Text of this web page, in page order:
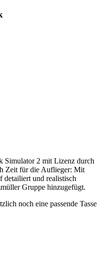
Simulator 2 mit Lizenz durch
Zeit für die Auflieger: Mit
und realistisch
Gruppe hinzugefügt.
noch eine passende Tasse